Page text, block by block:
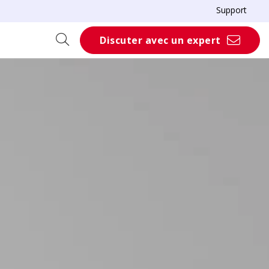
Support
Discuter avec un expert